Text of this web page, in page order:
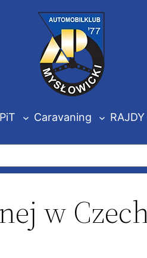
Caravaning RAJDY
w